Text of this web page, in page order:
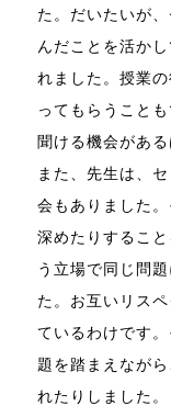
た。だいたいが
んだことを活か
れました。授業
ってもらうこと
聞ける機会がある
また、先生は、
会もありました
深めたりするこ
う立場で同じ問
た。お互いリス
ているわけです
題を踏まえなが
れたりしました。